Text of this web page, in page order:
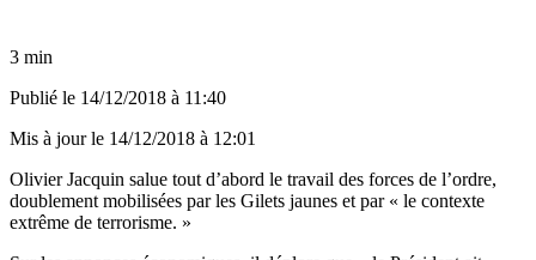
3 min
Publié le 14/12/2018 à 11:40
Mis à jour le 14/12/2018 à 12:01
Olivier Jacquin salue tout d’abord le travail des forces de l’ordre,
doublement mobilisées par les Gilets jaunes et par « le contexte
extrême de terrorisme. »